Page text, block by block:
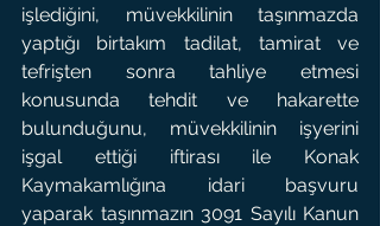
işlediğini, müvekkilinin taşınmazda
yaptığı birtakım tadilat, tamirat ve
tefrişten sonra tahliye etmesi
konusunda tehdit ve hakarette
bulunduğunu, müvekkilinin işyerini
işgal ettiği iftirası ile Konak
Kaymakamlığına idari başvuru
yaparak taşınmazın 3091 Sayılı Kanun